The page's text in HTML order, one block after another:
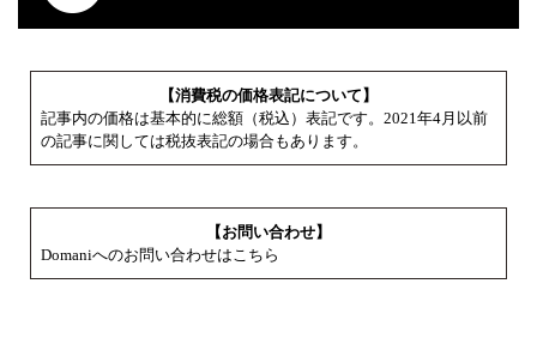
【消費税の価格表記について】
記事内の価格は基本的に総額（税込）表記です。2021年4月以前
の記事に関しては税抜表記の場合もあります。
【お問い合わせ】
Domaniへのお問い合わせはこちら